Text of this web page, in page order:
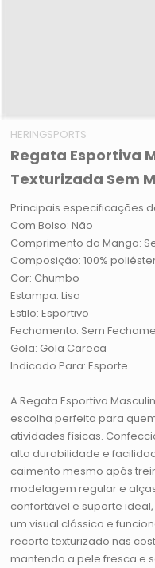
HERINGSPORTS
Regata Esportiva
Texturizada Sem
Principais especificações
Com Bolso: Não
Comprimento da Manga:
Composição: 100%
Cor: Chumbo
Estampa: Lisa
Estilo: Esportivo
Fechamento: Sem
Gola: Gola Careca
Indicado Para: Esporte
A Regata Esportiva
escolha perfeita para
atividades físicas.
alta durabilidade e
caimento mesmo após
modelagem regular e
confortável e suporte
um visual clássico e
recorte texturizado nas
mantendo a pele fresca e